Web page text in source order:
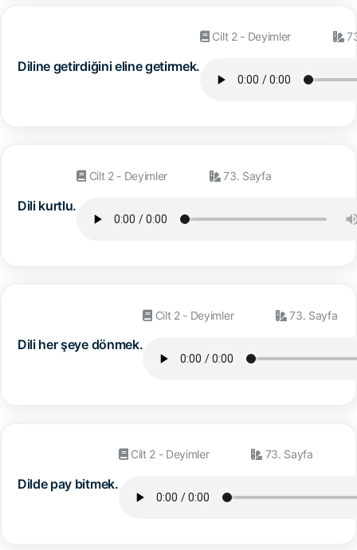
Diline getirdiğini eline getirmek.
Cilt 2 - Deyimler
Dili kurtlu.
Cilt 2 - Deyimler 73. Sayfa
Dili her şeye dönmek.
Cilt 2 - Deyimler 73. Sayfa
Dilde pay bitmek.
Cilt 2 - Deyimler 73. Sayfa